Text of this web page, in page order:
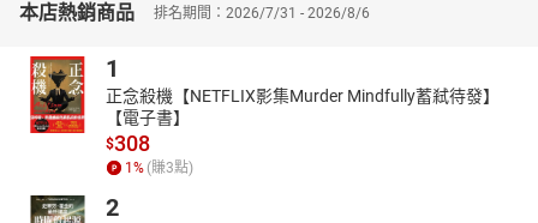
本店熱銷商品 排名期間：2026/7/31 - 2026/8/6
1
正念殺機【NETFLIX影集Murder Mindfully蓄弒待發】
【電子書】
$308
1 % (賺3點)
2